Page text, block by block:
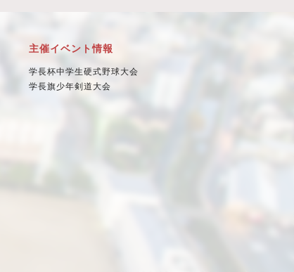
主催イベント情報
学長杯中学生硬式野球大会
学長旗少年剣道大会